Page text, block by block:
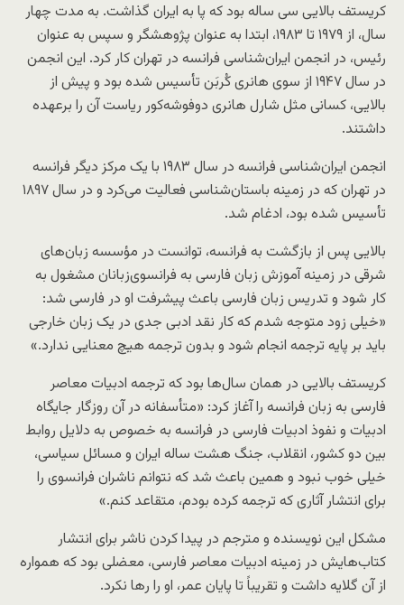
کریستف بالایی سی ساله بود که پا به ایران گذاشت. به مدت چهار
سال، از ۱۹۷۹ تا ۱۹۸۳، ابتدا به عنوان پژوهشگر و سپس به عنوان
رئیس، در انجمن ایران‌شناسی فرانسه در تهران کار کرد. این انجمن
در سال ۱۹۴۷ از سوی هانری کُربَن تأسیس شده بود و پیش از
بالایی، کسانی مثل شارل هانری دوفوشه‌کور ریاست آن را برعهده
داشتند.
انجمن ایران‌شناسی فرانسه در سال ۱۹۸۳ با یک مرکز دیگر فرانسه
در تهران که در زمینه باستان‌شناسی فعالیت می‌کرد و در سال ۱۸۹۷
تأسیس شده بود، ادغام شد.
بالایی پس از بازگشت به فرانسه، توانست در مؤسسه زبان‌های
شرقی در زمینه آموزش زبان فارسی به فرانسوی‌زبانان مشغول به
کار شود و تدریس زبان فارسی باعث پیشرفت او در فارسی شد:
«خیلی زود متوجه شدم که کار نقد ادبی جدی در یک زبان خارجی
باید بر پایه ترجمه انجام شود و بدون ترجمه هیچ معنایی ندارد.»
کریستف بالایی در همان سال‌ها بود که ترجمه ادبیات معاصر
فارسی به زبان فرانسه را آغاز کرد: «متأسفانه در آن روزگار جایگاه
ادبیات و نفوذ ادبیات فارسی در فرانسه به خصوص به دلایل روابط
بین دو کشور، انقلاب، جنگ هشت ساله ایران و مسائل سیاسی،
خیلی خوب نبود و همین باعث شد که نتوانم ناشران فرانسوی را
برای انتشار آثاری که ترجمه کرده بودم، متقاعد کنم.»
مشکل این نویسنده و مترجم در پیدا کردن ناشر برای انتشار
کتاب‌هایش در زمینه ادبیات معاصر فارسی، معضلی بود که همواره
از آن گلایه داشت و تقریباً تا پایان عمر، او را رها نکرد.